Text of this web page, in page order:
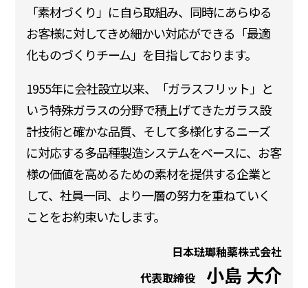
「素材づくり」に自ら取組み、同時にあらゆる
お客様に対してきめ細かい対応ができる「最適
化ものづくりチーム」を目指しております。
1955年に会社設立以来、「ガラスフリット」と
いう特殊ガラスの分野で積上げてきたガラス設
計技術と確かな品質、そして多様化するニーズ
に対応する多品種製造システムをベースに、お客
様の価値を高めるための素材を提供する企業と
して、社員一同、より一層の努力を重ねていく
ことをお約束いたします。
日本琺瑯釉薬株式会社
代表取締役 小島 大介